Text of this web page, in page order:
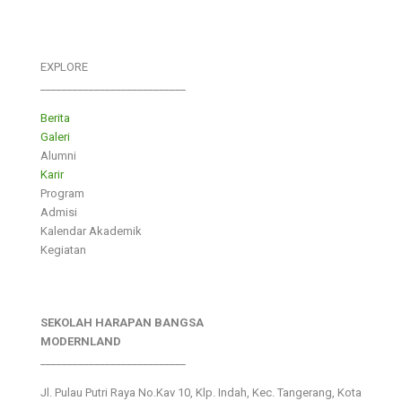
EXPLORE
Berita
Galeri
Alumni
Karir
Program
Admisi
Kalendar Akademik
Kegiatan
SEKOLAH HARAPAN BANGSA
MODERNLAND
Jl. Pulau Putri Raya No.Kav 10, Klp. Indah, Kec. Tangerang, Kota